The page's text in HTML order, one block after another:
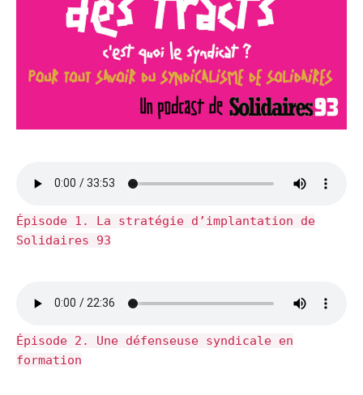
Épisode 1. La stratégie d’implantation de
Solidaires 93
Épisode 2. Une défenseuse syndicale en
formation